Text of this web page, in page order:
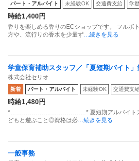
パート・アルバイト 未経験OK 交通費支給 学
時給1,400円
香りを楽しめる香りのECショップです。 フルボ
方や、流行りの香水を少量ず…続きを見る
学童保育補助スタッフ／「夏短期バイト
2日～シフト自由！「人気 」／元町育成室
株式会社セリオ
新着 パート・アルバイト 未経験OK 交通費支
時給1,480円
*…………………………………* 夏短期アルバイトスタ
どもと遊ぶこと◎資格は必…続きを見る
一般事務